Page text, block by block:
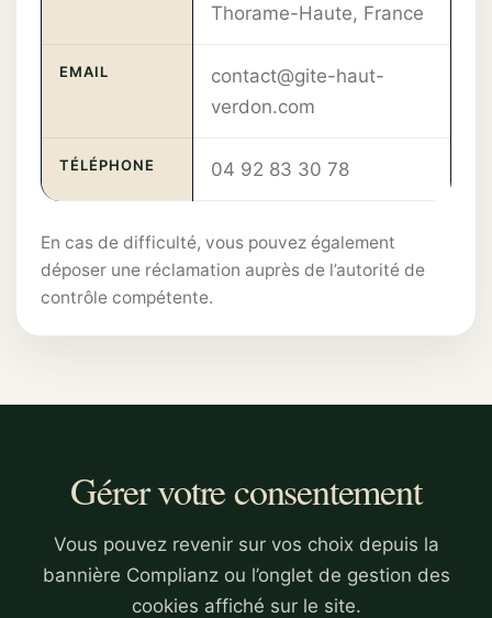
Thorame-Haute, France
EMAIL
contact@gite-haut-
verdon.com
TÉLÉPHONE 04 92 83 30 78
En cas de difficulté, vous pouvez également
déposer une réclamation auprès de l’autorité de
contrôle compétente.
Gérer votre consentement
Vous pouvez revenir sur vos choix depuis la
bannière Complianz ou l’onglet de gestion des
cookies affiché sur le site.